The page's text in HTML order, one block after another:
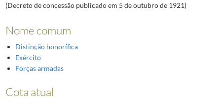
(Decreto de concessão publicado em 5 de outubro de 1921)
Nome comum
Distinção honorífica
Exército
Forças armadas
Cota atual